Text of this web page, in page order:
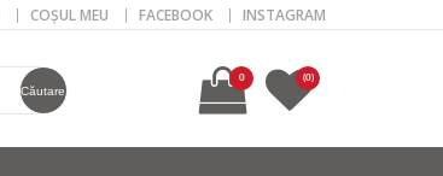
COȘUL MEU FACEBOOK INSTAGRAM
Căutare
0 (0)